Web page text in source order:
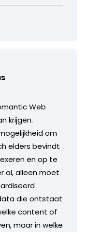
Web
krijgen.
om
elders bevindt
en op te
al, alleen moet
die ontstaat
content of
maar in welke